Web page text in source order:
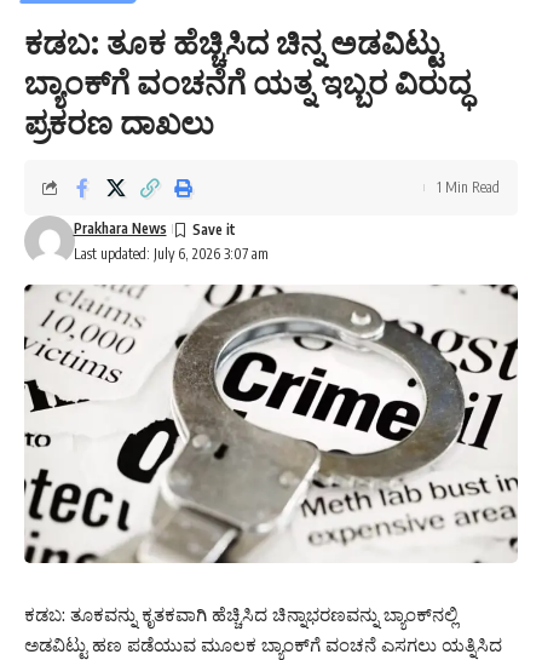
ಕಡಬ: ತೂಕ ಹೆಚ್ಚಿಸಿದ ಚಿನ್ನ ಅಡವಿಟ್ಟು
ಬ್ಯಾಂಕ್‌ಗೆ ವಂಚನೆಗೆ ಯತ್ನ ಇಬ್ಬರ ವಿರುದ್ಧ
ಪ್ರಕರಣ ದಾಖಲು
Last updated: July 6, 2026 3:07 am
Prakhara News
1 Min Read
ಕಡಬ: ತೂಕವನ್ನು ಕೃತಕವಾಗಿ ಹೆಚ್ಚಿಸಿದ ಚಿನ್ನಾಭರಣವನ್ನು ಬ್ಯಾಂಕ್‌ನಲ್ಲಿ
ಅಡವಿಟ್ಟು ಹಣ ಪಡೆಯುವ ಮೂಲಕ ಬ್ಯಾಂಕ್‌ಗೆ ವಂಚನೆ ಎಸಗಲು ಯತ್ನಿಸಿದ